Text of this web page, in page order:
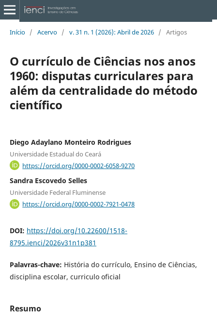
Início / Acervo / v. 31 n. 1 (2026): Abril de 2026 / Artigos
O currículo de Ciências nos anos
1960: disputas curriculares para
além da centralidade do método
científico
Diego Adaylano Monteiro Rodrigues
Universidade Estadual do Ceará
https://orcid.org/0000-0002-6058-9270
Sandra Escovedo Selles
Universidade Federal Fluminense
https://orcid.org/0000-0002-7921-0478
DOI: https://doi.org/10.22600/1518-
8795.ienci/2026v31n1p381
Palavras-chave: História do currículo, Ensino de Ciências,
disciplina escolar, curriculo oficial
Resumo